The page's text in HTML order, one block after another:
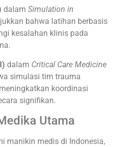
dalam Simulation in
bahwa latihan berbasis
kesalahan klinis pada
dalam Critical Care Medicine
simulasi tim trauma
koordinasi
signifikan.
Utama
manikin medis di Indonesia,